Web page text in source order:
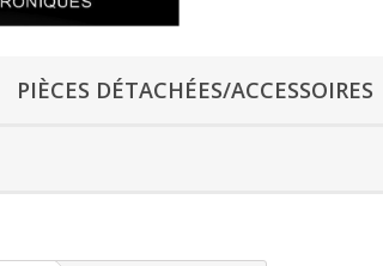
PIÈCES DÉTACHÉES/ACCESSOIRES